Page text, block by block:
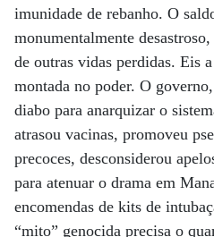
imunidade de rebanho. O
monumentalmente
de outras vidas perdidas. Eis
montada no poder. O
diabo para anarquizar o
atrasou vacinas, promoveu
precoces, desconsiderou
para atenuar o drama em
encomendas de kits de
“mito” genocida precisa o